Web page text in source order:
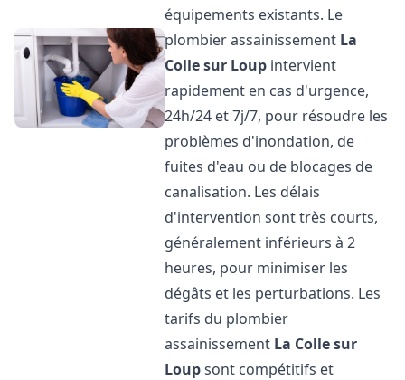
équipements existants. Le
plombier assainissement La
Colle sur Loup intervient
rapidement en cas d'urgence,
24h/24 et 7j/7, pour résoudre les
problèmes d'inondation, de
fuites d'eau ou de blocages de
canalisation. Les délais
d'intervention sont très courts,
généralement inférieurs à 2
heures, pour minimiser les
dégâts et les perturbations. Les
tarifs du plombier
assainissement La Colle sur
Loupsont compétitifs et